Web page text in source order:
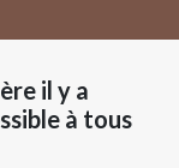
il y a
à tous